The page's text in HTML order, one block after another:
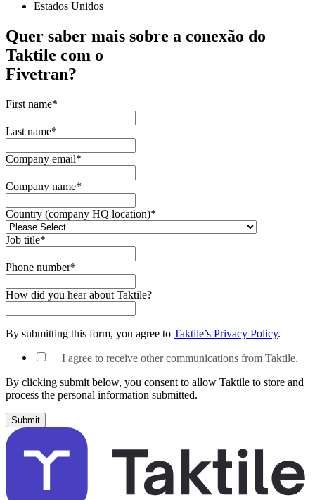
Estados Unidos
Quer saber mais sobre a conexão do
Taktile com o
Fivetran?
First name*
Last name*
Company email*
Company name*
Country (company HQ location)*
Job title*
Phone number*
How did you hear about Taktile?
By submitting this form, you agree to Taktile’s Privacy Policy.
I agree to receive other communications from Taktile.
By clicking submit below, you consent to allow Taktile to store and
process the personal information submitted.